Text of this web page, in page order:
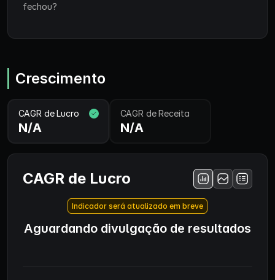
fechou?
Crescimento
CAGR de Lucro
N/A
CAGR de Receita
N/A
CAGR de Lucro
Indicador será atualizado em breve
Aguardando divulgação de resultados